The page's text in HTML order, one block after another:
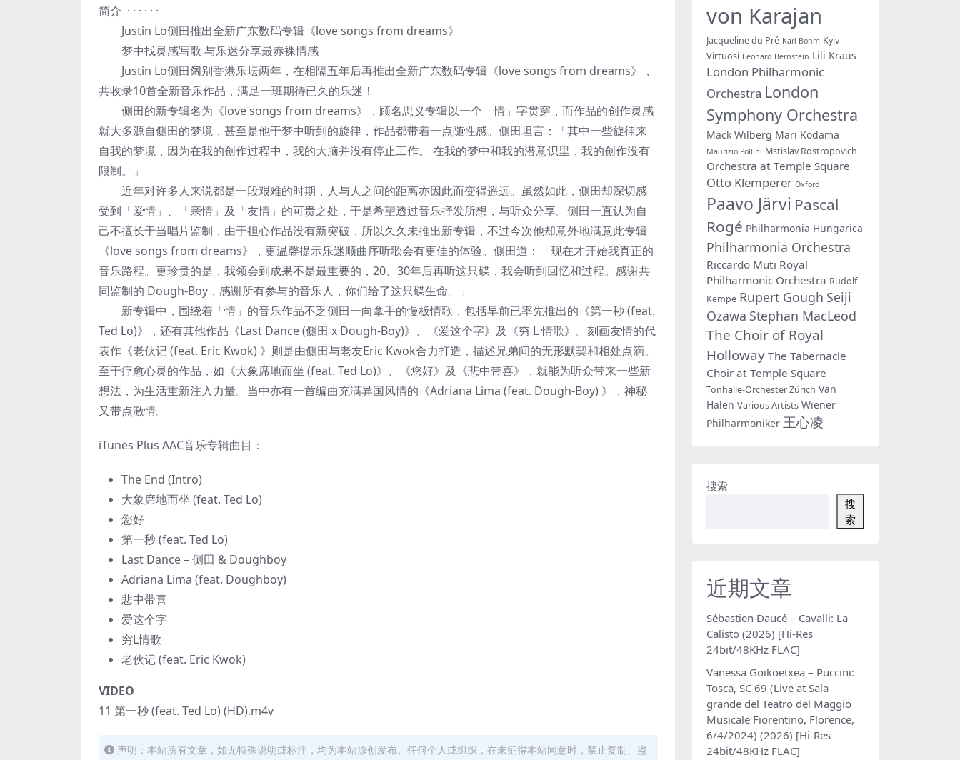
简介 · · · · · ·
Justin Lo侧田推出全新广东数码专辑《love songs from dreams》
梦中找灵感写歌 与乐迷分享最赤裸情感
Justin Lo侧田阔别香港乐坛两年，在相隔五年后再推出全新广东数码专辑《love songs from dreams》，
共收录10首全新音乐作品，满足一班期待已久的乐迷！
侧田的新专辑名为《love songs from dreams》，顾名思义专辑以一个「情」字贯穿，而作品的创作灵感
就大多源自侧田的梦境，甚至是他于梦中听到的旋律，作品都带着一点随性感。侧田坦言：「其中一些旋律来
自我的梦境，因为在我的创作过程中，我的大脑并没有停止工作。 在我的梦中和我的潜意识里，我的创作没有
限制。」
近年对许多人来说都是一段艰难的时期，人与人之间的距离亦因此而变得遥远。虽然如此，侧田却深切感
受到「爱情」、「亲情」及「友情」的可贵之处，于是希望透过音乐抒发所想，与听众分享。侧田一直认为自
己不擅长于当唱片监制，由于担心作品没有新突破，所以久久未推出新专辑，不过今次他却意外地满意此专辑
《love songs from dreams》，更温馨提示乐迷顺曲序听歌会有更佳的体验。侧田道：「现在才开始我真正的
音乐路程。更珍贵的是，我领会到成果不是最重要的，20、30年后再听这只碟，我会听到回忆和过程。感谢共
同监制的 Dough-Boy，感谢所有参与的音乐人，你们给了这只碟生命。」
新专辑中，围绕着「情」的音乐作品不乏侧田一向拿手的慢板情歌，包括早前已率先推出的《第一秒 (feat.
Ted Lo)》，还有其他作品《Last Dance (侧田 x Dough-Boy)》、《爱这个字》及《穷 L 情歌》。刻画友情的代
表作《老伙记 (feat. Eric Kwok) 》则是由侧田与老友Eric Kwok合力打造，描述兄弟间的无形默契和相处点滴。
至于疗愈心灵的作品，如《大象席地而坐 (feat. Ted Lo)》、《您好》及《悲中带喜》，就能为听众带来一些新
想法，为生活重新注入力量。当中亦有一首编曲充满异国风情的《Adriana Lima (feat. Dough-Boy) 》，神秘
又带点激情。
iTunes Plus AAC音乐专辑曲目：
The End (Intro)
大象席地而坐 (feat. Ted Lo)
您好
第一秒 (feat. Ted Lo)
Last Dance – 侧田 & Doughboy
Adriana Lima (feat. Doughboy)
悲中带喜
爱这个字
穷L情歌
老伙记 (feat. Eric Kwok)
VIDEO
11 第一秒 (feat. Ted Lo) (HD).m4v
声明：本站所有文章，如无特殊说明或标注，均为本站原创发布。任何个人或组织，在未征得本站同意时，禁止复制、盗
von Karajan
Jacqueline du Pré Karl Bohm Kyiv
Virtuosi Leonard Bernstein Lili Kraus
London Philharmonic
Orchestra London
Symphony Orchestra
Mack Wilberg Mari Kodama
Maurizio Pollini Mstislav Rostropovich
Orchestra at Temple Square
Otto Klemperer Oxford
Paavo Järvi Pascal
Rogé Philharmonia Hungarica
Philharmonia Orchestra
Riccardo Muti Royal
Philharmonic Orchestra Rudolf
Kempe Rupert Gough Seiji
Ozawa Stephan MacLeod
The Choir of Royal
Holloway The Tabernacle
Choir at Temple Square
Tonhalle-Orchester Zürich Van
Halen Various Artists Wiener
Philharmoniker 王心凌
搜索
搜
索
近期文章
Sébastien Daucé – Cavalli: La
Calisto (2026) [Hi-Res
24bit/48KHz FLAC]
Vanessa Goikoetxea – Puccini:
Tosca, SC 69 (Live at Sala
grande del Teatro del Maggio
Musicale Fiorentino, Florence,
6/4/2024) (2026) [Hi-Res
24bit/48KHz FLAC]